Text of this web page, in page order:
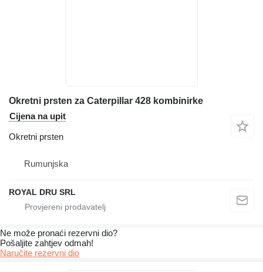
Okretni prsten za Caterpillar 428 kombinirke
Cijena na upit
Okretni prsten
Rumunjska
ROYAL DRU SRL
Ne može pronaći rezervni dio?
Pošaljite zahtjev odmah!
Naručite rezervni dio